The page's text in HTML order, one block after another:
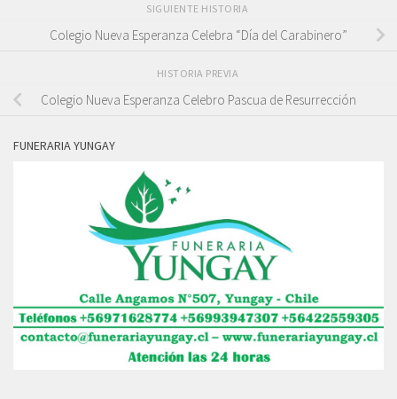
SIGUIENTE HISTORIA
Colegio Nueva Esperanza Celebra “Día del Carabinero”
HISTORIA PREVIA
Colegio Nueva Esperanza Celebro Pascua de Resurrección
FUNERARIA YUNGAY